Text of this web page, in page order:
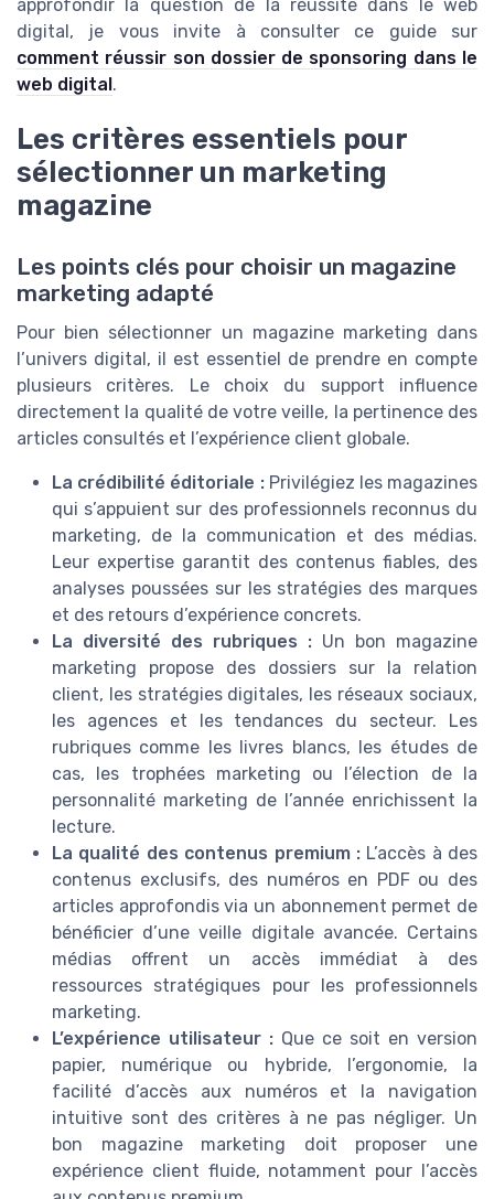
approfondir la question de la réussite dans le web
digital, je vous invite à consulter ce guide sur
comment réussir son dossier de sponsoring dans le
web digital.
Les critères essentiels pour
sélectionner un marketing
magazine
Les points clés pour choisir un magazine
marketing adapté
Pour bien sélectionner un magazine marketing dans
l’univers digital, il est essentiel de prendre en compte
plusieurs critères. Le choix du support influence
directement la qualité de votre veille, la pertinence des
articles consultés et l’expérience client globale.
La crédibilité éditoriale :Privilégiez les magazines
qui s’appuient sur des professionnels reconnus du
marketing, de la communication et des médias.
Leur expertise garantit des contenus fiables, des
analyses poussées sur les stratégies des marques
et des retours d’expérience concrets.
La diversité des rubriques : Un bon magazine
marketing propose des dossiers sur la relation
client, les stratégies digitales, les réseaux sociaux,
les agences et les tendances du secteur. Les
rubriques comme les livres blancs, les études de
cas, les trophées marketing ou l’élection de la
personnalité marketing de l’année enrichissent la
lecture.
La qualité des contenus premium :L’accès à des
contenus exclusifs, des numéros en PDF ou des
articles approfondis via un abonnement permet de
bénéficier d’une veille digitale avancée. Certains
médias offrent un accès immédiat à des
ressources stratégiques pour les professionnels
marketing.
L’expérience utilisateur : Que ce soit en version
papier, numérique ou hybride, l’ergonomie, la
facilité d’accès aux numéros et la navigation
intuitive sont des critères à ne pas négliger. Un
bon magazine marketing doit proposer une
expérience client fluide, notamment pour l’accès